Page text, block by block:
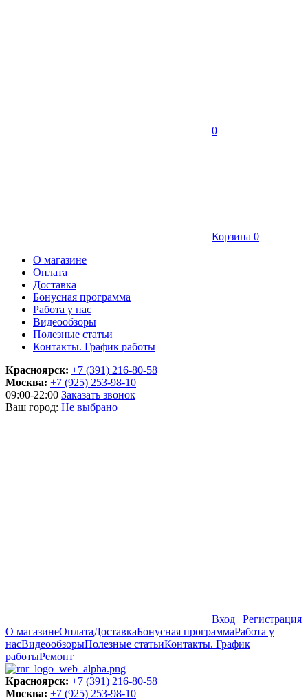
0
Корзина 0
О магазине
Оплата
Доставка
Бонусная программа
Работа у нас
Видеообзоры
Полезные статьи
Контакты. График работы
Красноярск: +7 (391) 216-80-58
Москва: +7 (925) 253-98-10
09:00-22:00 Заказать звонок
Ваш город: Не выбрано
Вход | Регистрация
О магазинеОплатаДоставкаБонусная программаРабота у
насВидеообзорыПолезные статьиКонтакты. График
работыРемонт
Красноярск: +7 (391) 216-80-58
Москва: +7 (925) 253-98-10